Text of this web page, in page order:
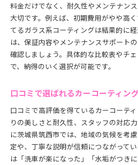
料金だけでなく、耐久性やメンテナン
大切です。例えば、初期費用がやや高
てるガラス系コーティングは結果的に
は、保証内容やメンテナンスサポート
確認しましょう。具体的な比較表やチ
で、納得のいく選択が可能です。
口コミで選ばれるカーコーティン
口コミで高評価を得ているカーコーテ
りの美しさと耐久性、スタッフの対応
に茨城県筑西市では、地域の気候を考
定や、丁寧な説明が信頼につながって
は「洗車が楽になった」「水垢がつき